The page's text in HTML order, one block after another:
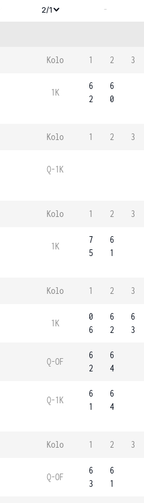
2/1 -
Kolo 1 2 3
1K
6
2
6
0
Kolo 1 2 3
Q-1K
Kolo 1 2 3
1K
7
5
6
1
Kolo 1 2 3
1K
0
6
6
2
6
3
Q-OF
6
2
6
4
Q-1K
6
1
6
4
Kolo 1 2 3
Q-OF
6
3
6
1